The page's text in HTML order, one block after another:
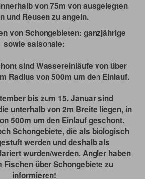
von 75m von ausgelegten
und Reusen zu angeln.
von Schongebieten: ganzjährige
sowie saisonale:
sind Wassereinläufe von über
Radius von 500m um den Einlauf.
bis zum 15. Januar sind
unterhalb von 2m Breite liegen, in
500m um den Einlauf geschont.
Schongebiete, die als biologisch
werden und deshalb als
wurden/werden. Angler haben
Fischen über Schongebiete zu
informieren!